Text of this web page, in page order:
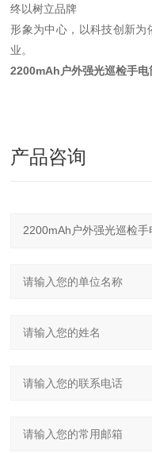
终以树立品牌
形象为中心，以科技创新为
业。
2200mAh户外强光巡检手电
产品咨询